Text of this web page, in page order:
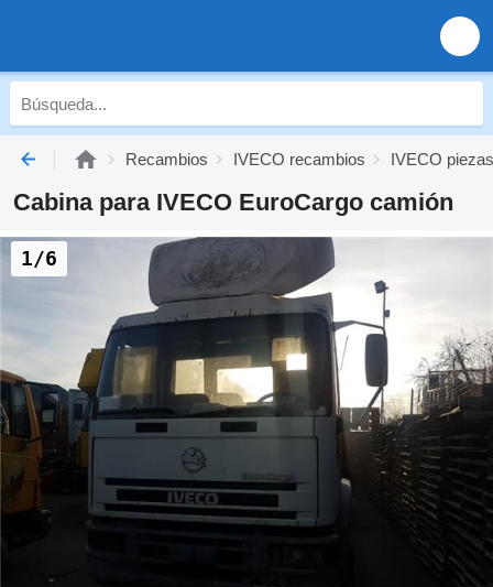
Recambios IVECO recambios IVECO
Cabina para IVECO EuroCargo camión
1/6